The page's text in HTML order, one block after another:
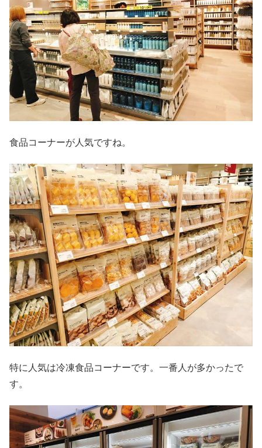
食品コーナーが人気ですね。
特に人気は冷凍食品コーナーです。一番人が多かったで
す。